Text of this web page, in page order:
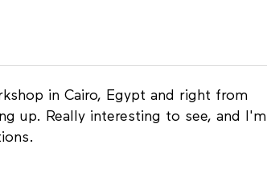
in Cairo, Egypt and right from
up. Really interesting to see, and I'm